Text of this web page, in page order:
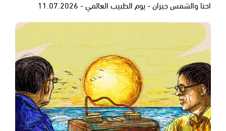
احنا والشمس جيران - يوم الطبيب العالمي - 11.07.2026